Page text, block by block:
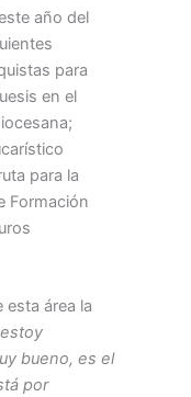
año del
para
en el
para la
Formación
área la
estoy
bueno, es el
por